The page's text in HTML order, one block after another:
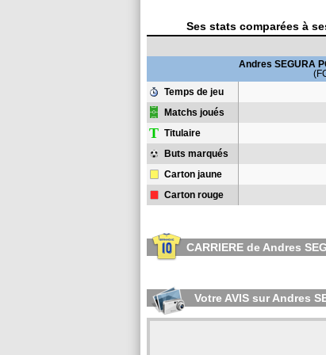
Ses stats comparées à
Andres SEGURA
Temps de jeu
Matchs joués
T Titulaire
Buts marqués
Carton jaune
Carton rouge
CARRIERE de Andres
Votre AVIS sur Andres